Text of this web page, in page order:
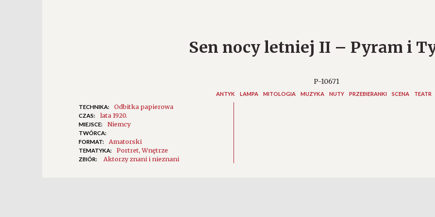
Sen nocy letniej II – Pyram i
P-10671
ANTYK LAMPA MITOLOGIA MUZYKA NUTY PRZEBIERANKI SCENA TEATR
TECHNIKA: Odbitka papierowa
CZAS: lata 1920.
MIEJSCE: Niemcy
TWÓRCA:
FORMAT:
Amatorski
TEMATYKA: Portret Wnętrze
ZBIÓR: Aktorzy znani i nieznani